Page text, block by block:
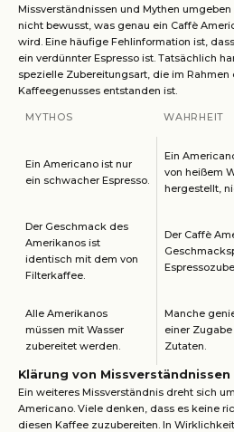
Missverständnissen und Mythen
nicht bewusst, was genau ein Caffè
wird. Eine häufige Fehlinformation ist,
ein verdünnter Espresso ist. Tatsächlich
spezielle Zubereitungsart, die im
Kaffeegenusses entstanden ist.
MYTHOS WAHRHEIT
Ein Americano ist nur
ein schwacher Espresso.
Ein
von heißem
hergestellt,
Der Geschmack des
Amerikanos ist
identisch mit dem von
Filterkaffee.
Der Caffè
Alle Amerikanos
müssen mit Wasser
zubereitet werden.
Manche
einer
Zutaten.
Klärung von Missverständnissen
Ein weiteres Missverständnis dreht sich
Americano. Viele denken, dass es keine
diesen Kaffee zuzubereiten. In